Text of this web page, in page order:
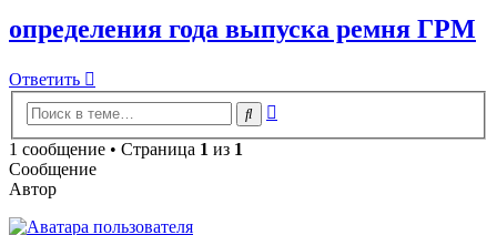
определения года выпуска ремня ГРМ
Ответить
Поиск
1 сообщение • Страница 1 из 1
Сообщение
Автор